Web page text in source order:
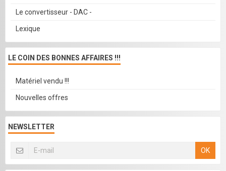
Le convertisseur - DAC -
Lexique
LE COIN DES BONNES AFFAIRES !!!
Matériel vendu !!!
Nouvelles offres
NEWSLETTER
OK